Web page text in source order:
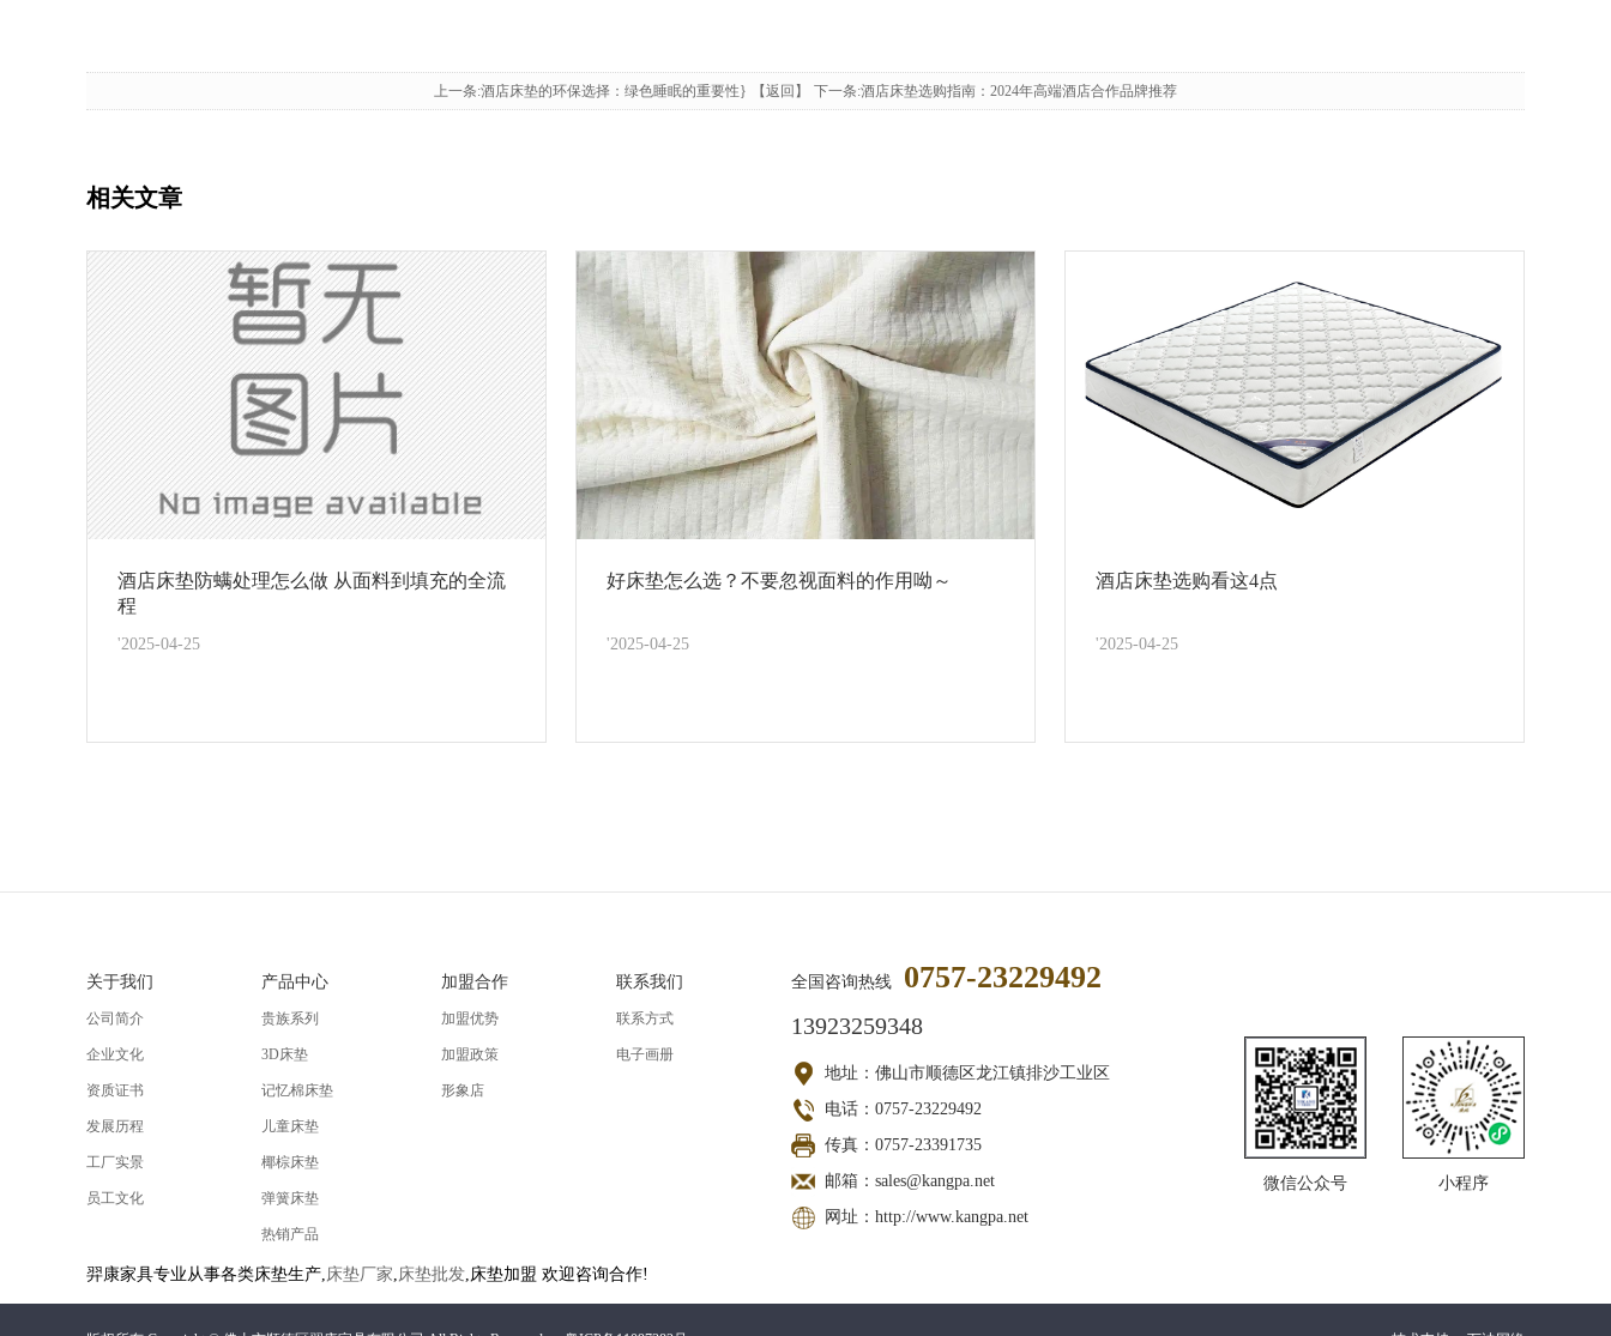
上一条:酒店床垫的环保选择：绿色睡眠的重要性} 【返回】 下一条:酒店床垫选购指南：2024年高端酒店合作品牌推荐
相关文章
酒店床垫防螨处理怎么做 从面料到填充的全流
程
'2025-04-25
好床垫怎么选？不要忽视面料的作用呦～
'2025-04-25
酒店床垫选购看这4点
'2025-04-25
关于我们
公司简介
企业文化
资质证书
发展历程
工厂实景
员工文化
产品中心
贵族系列
3D床垫
记忆棉床垫
儿童床垫
椰棕床垫
弹簧床垫
热销产品
加盟合作
加盟优势
加盟政策
形象店
联系我们
联系方式
电子画册
全国咨询热线 0757-23229492
13923259348
地址：佛山市顺德区龙江镇排沙工业区
电话：0757-23229492
传真：0757-23391735
邮箱：sales@kangpa.net
网址：http://www.kangpa.net
小程序
微信公众号
羿康家具专业从事各类床垫生产,床垫厂家,床垫批发,床垫加盟 欢迎咨询合作!